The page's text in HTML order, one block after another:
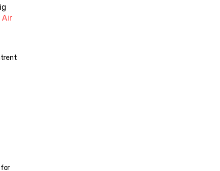
Air
for